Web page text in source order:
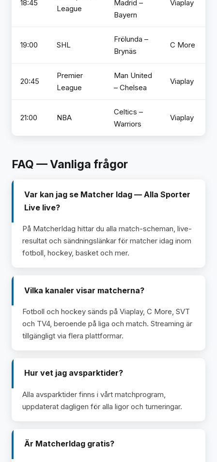
18:45
League
Madrid –
Bayern
Viaplay
19:00 SHL
Frölunda –
Brynäs
C More
20:45
Premier
League
Man United
– Chelsea
Viaplay
21:00 NBA
Celtics –
Warriors
Viaplay
FAQ — Vanliga frågor
Var kan jag se Matcher Idag — Alla Sporter
Live live?
På MatcherIdag hittar du alla match-scheman, live-
resultat och sändningslänkar för matcher idag inom
fotboll, hockey, basket och mer.
Vilka kanaler visar matcherna?
Fotboll och hockey sänds på Viaplay, C More, SVT
och TV4, beroende på liga och match. Streaming är
tillgängligt via flera plattformar.
Hur vet jag avsparktider?
Alla avsparktider finns i vårt matchprogram,
uppdaterat dagligen för alla ligor och turneringar.
Är MatcherIdag gratis?